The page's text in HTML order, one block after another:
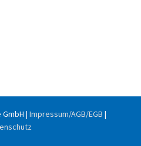
| Impressum/AGB/EGB |